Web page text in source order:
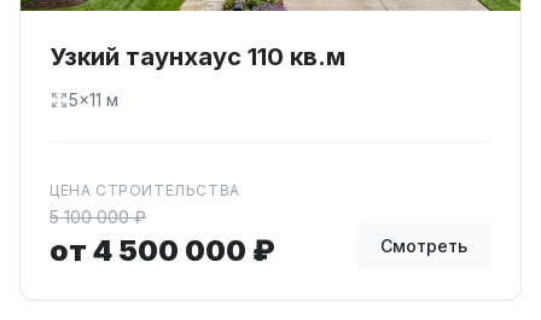
Узкий таунхаус 110 кв.м
5×11 м
ЦЕНА СТРОИТЕЛЬСТВА
5 100 000 ₽
от 4 500 000 ₽ Смотреть